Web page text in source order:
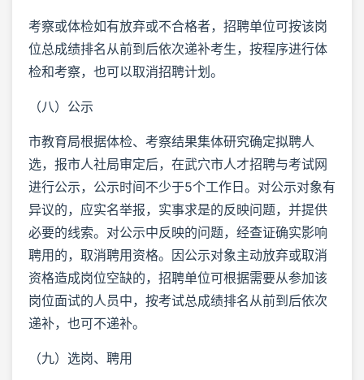
考察或体检如有放弃或不合格者，招聘单位可按该岗
位总成绩排名从前到后依次递补考生，按程序进行体
检和考察，也可以取消招聘计划。
（八）公示
市教育局根据体检、考察结果集体研究确定拟聘人
选，报市人社局审定后，在武穴市人才招聘与考试网
进行公示，公示时间不少于5个工作日。对公示对象有
异议的，应实名举报，实事求是的反映问题，并提供
必要的线索。对公示中反映的问题，经查证确实影响
聘用的，取消聘用资格。因公示对象主动放弃或取消
资格造成岗位空缺的，招聘单位可根据需要从参加该
岗位面试的人员中，按考试总成绩排名从前到后依次
递补，也可不递补。
（九）选岗、聘用